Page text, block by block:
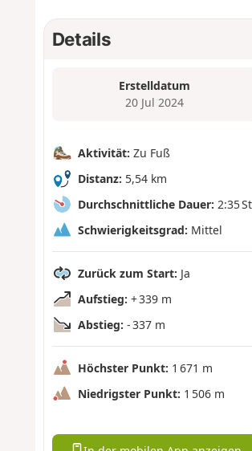
Details
Erstelldatum
20 Jul 2024
Aktivität: Zu Fuß
Distanz: 5,54 km
Durchschnittliche Dauer: 2:35
Schwierigkeitsgrad: Mittel
Zurück zum Start: Ja
Aufstieg: + 339 m
Abstieg: - 337 m
Höchster Punkt: 1 671 m
Niedrigster Punkt: 1 506 m